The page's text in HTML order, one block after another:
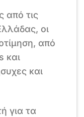
από τις
οι
από
και
και
για τα